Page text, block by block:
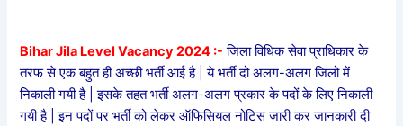
Bihar Jila Level Vacancy 2024 :- जिला विधिक सेवा प्राधिकार के
तरफ से एक बहुत ही अच्छी भर्ती आई है | ये भर्ती दो अलग-अलग जिलो में
निकाली गयी है | इसके तहत भर्ती अलग-अलग प्रकार के पदों के लिए निकाली
गयी है | इन पदों पर भर्ती को लेकर ऑफिसियल नोटिस जारी कर जानकारी दी